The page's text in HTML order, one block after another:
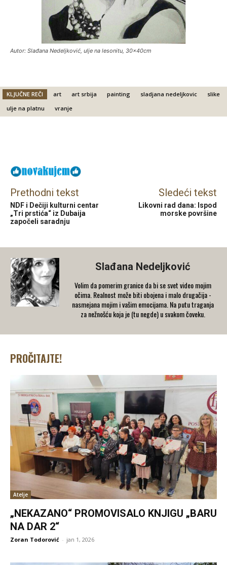
Autor: Slađana Nedeljković, ulje na lesonitu, 30x40cm
KLJUČNE REČI art art srbija painting sladjana nedeljkovic
slike
ulje na platnu
vranje
Prethodni tekst
NDF i Dečiji kulturni centar
„Tri prstića“ iz Dubaija
započeli saradnju
Sledeći tekst
Likovni rad dana: Ispod
morske površine
Slađana Nedeljković
Volim da pomerim granice da bi se svet video mojim
očima. Realnost može biti obojena i malo drugačija -
nasmejana mojim i vašim emocijama. Na putu traganja
za nežnošću koja je (tu negde) u svakom čoveku.
PROČITAJTE!
Atelje
„NEKAZANO“ PROMOVISALO KNJIGU „BARU
NA DAR 2“
Zoran Todorović - jan 1, 2026